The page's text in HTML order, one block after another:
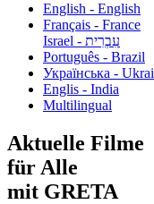
English - English
Français - France
עִבְרִית - Israel
Português - Brazil
Українська -
Englis - India
Multilingual
Aktuelle Filme
für Alle
mit GRETA